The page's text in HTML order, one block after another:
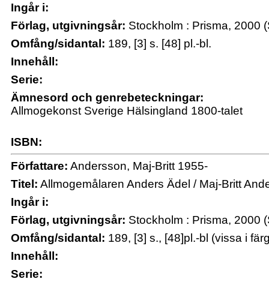
Ingår i:
Förlag, utgivningsår: Stockholm : Prisma, 2000
Omfång/sidantal: 189, [3] s. [48] pl.-bl.
Innehåll:
Serie:
Ämnesord och genrebeteckningar:
Allmogekonst Sverige Hälsingland 1800-talet
ISBN:
Författare: Andersson, Maj-Britt 1955-
Titel: Allmogemålaren Anders Ädel / Maj-Britt
Ingår i:
Förlag, utgivningsår: Stockholm : Prisma, 2000
Omfång/sidantal: 189, [3] s., [48]pl.-bl (vissa i
Innehåll:
Serie: